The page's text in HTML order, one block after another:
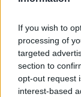
If you wish to
processing of
targeted
section to
opt-out request
interest-based
μετεξέλιξη της
(θυγατρικής της
2007 από τη
όνομα. Η
πρώην